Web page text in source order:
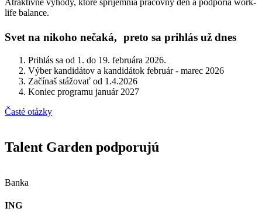
Atraktívne výhody, ktoré spríjemnia pracovný deň a podporia work-
life balance.
Svet na nikoho nečaká, preto sa prihlás už dnes
Prihlás sa od 1. do 19. februára 2026.
Výber kandidátov a kandidátok február - marec 2026
Začínaš stážovať od 1.4.2026
Koniec programu január 2027
Časté otázky
Talent Garden podporujú
Banka
ING